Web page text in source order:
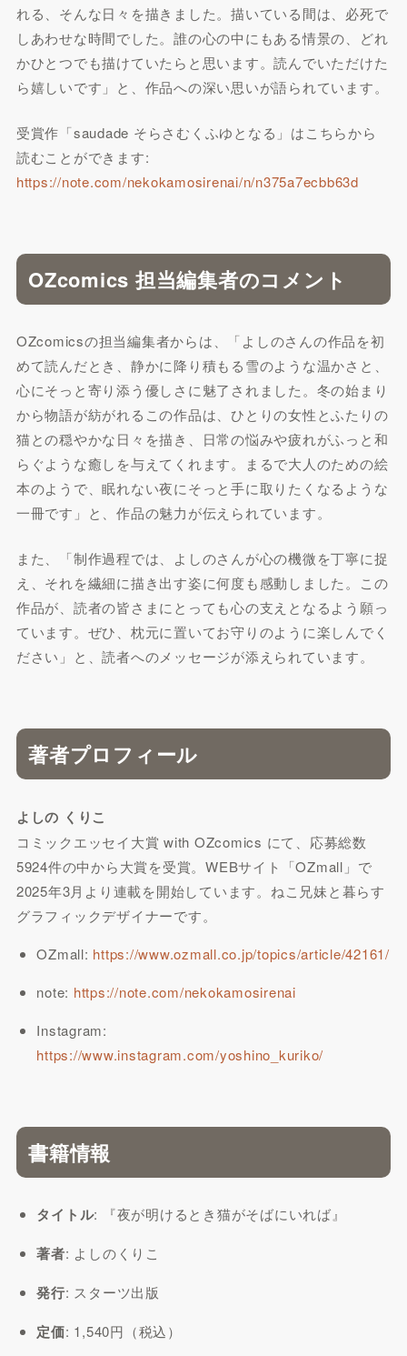
れる、そんな日々を描きました。描いている間は、必死で
しあわせな時間でした。誰の心の中にもある情景の、どれ
かひとつでも描けていたらと思います。読んでいただけた
ら嬉しいです」と、作品への深い思いが語られています。
受賞作「saudade そらさむくふゆとなる」はこちらから
読むことができます:
https://note.com/nekokamosirenai/n/n375a7ecbb63d
OZcomics 担当編集者のコメント
OZcomicsの担当編集者からは、「よしのさんの作品を初
めて読んだとき、静かに降り積もる雪のような温かさと、
心にそっと寄り添う優しさに魅了されました。冬の始まり
から物語が紡がれるこの作品は、ひとりの女性とふたりの
猫との穏やかな日々を描き、日常の悩みや疲れがふっと和
らぐような癒しを与えてくれます。まるで大人のための絵
本のようで、眠れない夜にそっと手に取りたくなるような
一冊です」と、作品の魅力が伝えられています。
また、「制作過程では、よしのさんが心の機微を丁寧に捉
え、それを繊細に描き出す姿に何度も感動しました。この
作品が、読者の皆さまにとっても心の支えとなるよう願っ
ています。ぜひ、枕元に置いてお守りのように楽しんでく
ださい」と、読者へのメッセージが添えられています。
著者プロフィール
よしの くりこ
コミックエッセイ大賞 with OZcomics にて、応募総数
5924件の中から大賞を受賞。WEBサイト「OZmall」で
2025年3月より連載を開始しています。ねこ兄妹と暮らす
グラフィックデザイナーです。
OZmall: https://www.ozmall.co.jp/topics/article/42161/
note: https://note.com/nekokamosirenai
Instagram:
https://www.instagram.com/yoshino_kuriko/
書籍情報
タイトル: 『夜が明けるとき猫がそばにいれば』
著者: よしのくりこ
発行: スターツ出版
定価: 1,540円（税込）